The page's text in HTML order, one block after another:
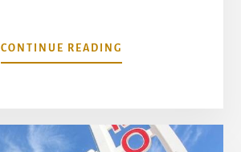
CONTINUE READING
VON
ZEITPLAN